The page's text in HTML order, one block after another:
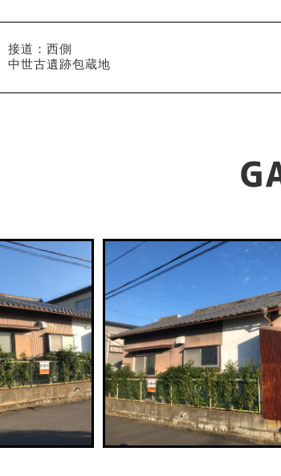
接道：西側
中世古遺跡包蔵地